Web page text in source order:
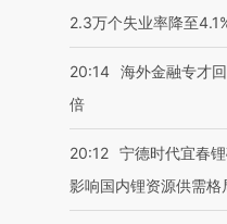
2.3万个失业率降至
20:14 海外金融专才
倍
20:12 宁德时代宜春
影响国内锂资源供需格